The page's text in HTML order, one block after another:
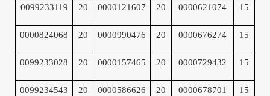
0099233119 20 0000121607 20 0000621074 15
0000824068 20 0000990476 20 0000676274 15
0099233028 20 0000157465 20 0000729432 15
0099234543 20 0000586626 20 0000678701 15